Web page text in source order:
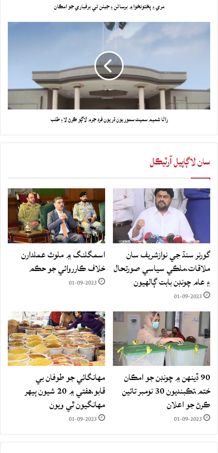
مري ۽ پختونخوا ۾ برساتن ۽ جبلن تي برفباري جو امڪان
راڻا شميم سميت سموريون ڌريون فرد جرم لاڳو ڪرڻ لاءِ طلب
سان لاڳاپيل آرٽيڪل
گورنر سنڌ جي نوازشريف سان
ملاقات،ملڪي سياسي صورتحال
۽ عام چونڊن بابت ڳالهيون
01-09-2023
اسمگلنگ ۾ ملوث عملدارن
خلاف ڪارروائي جو حڪم
01-09-2023
90 ڏينهن ۾ چونڊن جو امڪان
ختم،تڪبنديون 30 نومبر تائين
ڪرڻ جو اعلان
01-09-2023
مهانگائي جو طوفان بي
قابو،هفتي ۾ 20 شيون ٻيهر
مهانگيون ٿي ويون
01-09-2023